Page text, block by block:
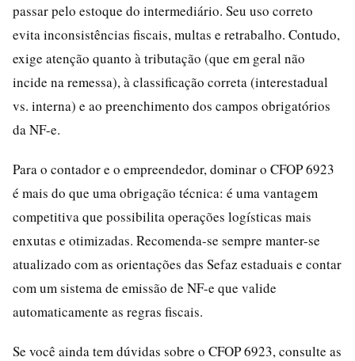
passar pelo estoque do intermediário. Seu uso correto
evita inconsistências fiscais, multas e retrabalho. Contudo,
exige atenção quanto à tributação (que em geral não
incide na remessa), à classificação correta (interestadual
vs. interna) e ao preenchimento dos campos obrigatórios
da NF-e.
Para o contador e o empreendedor, dominar o CFOP 6923
é mais do que uma obrigação técnica: é uma vantagem
competitiva que possibilita operações logísticas mais
enxutas e otimizadas. Recomenda-se sempre manter-se
atualizado com as orientações das Sefaz estaduais e contar
com um sistema de emissão de NF-e que valide
automaticamente as regras fiscais.
Se você ainda tem dúvidas sobre o CFOP 6923, consulte as